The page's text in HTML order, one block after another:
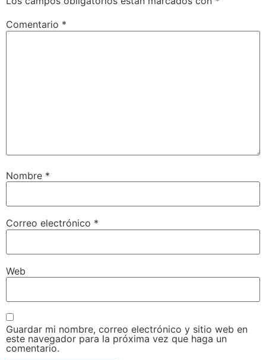
Comentario *
Nombre *
Correo electrónico *
Web
Guardar mi nombre, correo electrónico y sitio web en
este navegador para la próxima vez que haga un
comentario.